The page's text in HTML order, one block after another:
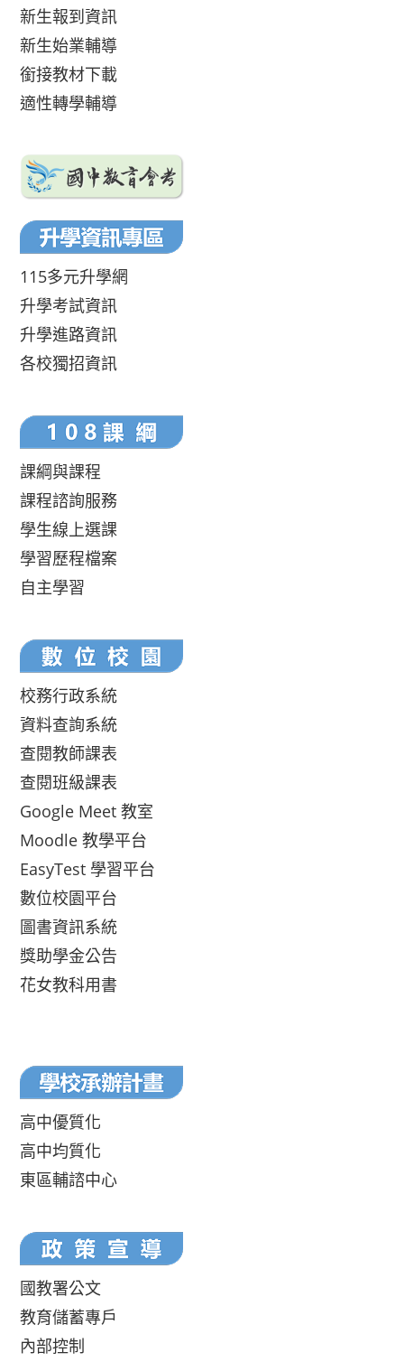
新生報到資訊
新生始業輔導
銜接教材下載
適性轉學輔導
115多元升學網
升學考試資訊
升學進路資訊
各校獨招資訊
課綱與課程
課程諮詢服務
學生線上選課
學習歷程檔案
自主學習
校務行政系統
資料查詢系統
查閱教師課表
查閱班級課表
Google Meet 教室
Moodle 教學平台
EasyTest 學習平台
數位校園平台
圖書資訊系統
獎助學金公告
花女教科用書
高中優質化
高中均質化
東區輔諮中心
國教署公文
教育儲蓄專戶
內部控制